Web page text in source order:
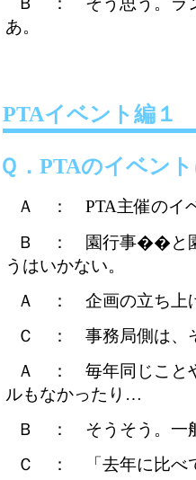
あ。
PTAイベント編
Ｑ．PTAのイベン
Ａ ： PTA主催のイ
Ｂ ： 園行事��と園
うはいかない。
Ａ ： 企画の立ち上
Ｃ ： 事務局側は、
Ａ ： 毎年同じこと
ルもなかったり…
Ｂ ： そうそう。一
Ｃ ： 「去年に比べ